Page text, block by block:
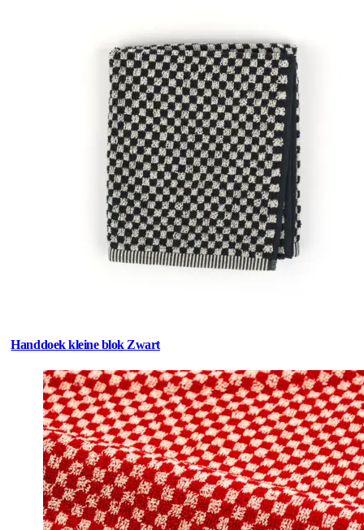
Handdoek kleine blok Zwart